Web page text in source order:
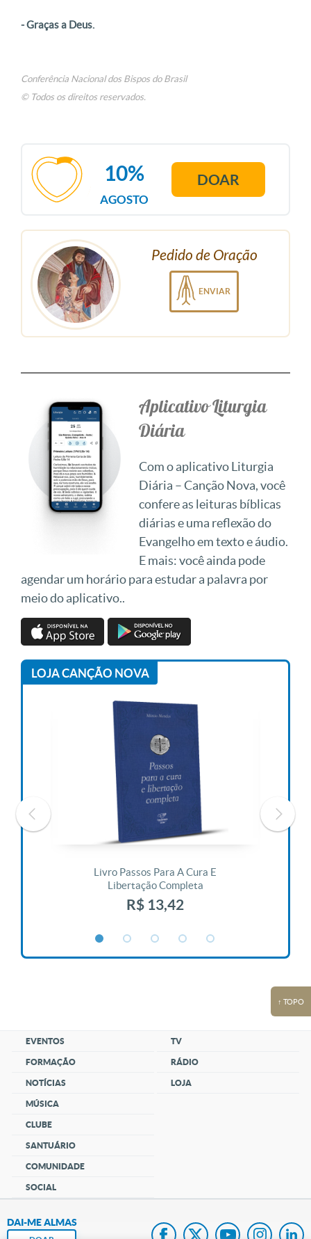
- Graças a Deus.
Conferência Nacional dos Bispos do Brasil
© Todos os direitos reservados.
AGOSTO
10% DOAR
Pedido de Oração
ENVIAR
Aplicativo Liturgia
Diária
Com o aplicativo Liturgia
Diária – Canção Nova, você
confere as leituras bíblicas
diárias e uma reflexão do
Evangelho em texto e áudio.
E mais: você ainda pode
agendar um horário para estudar a palavra por
meio do aplicativo..
LOJA CANÇÃO NOVA
Livro Passos Para A Cura E
Libertação Completa
R$ 13,42
↑ TOPO
EVENTOS
FORMAÇÃO
NOTÍCIAS
MÚSICA
CLUBE
SANTUÁRIO
COMUNIDADE
SOCIAL
TV
RÁDIO
LOJA
DAI-ME ALMAS